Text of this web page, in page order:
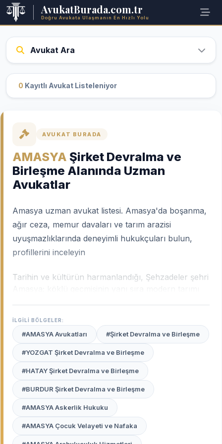
AvukatBurada.com.tr
Doğru Avukata Ulaşmanın En Hızlı Yolu
Avukat Ara
0 Kayıtlı Avukat Listeleniyor
AVUKAT BURADA
AMASYA Şirket Devralma ve
Birleşme Alanında Uzman
Avukatlar
Amasya uzman avukat listesi. Amasya'da boşanma,
ağır ceza, memur davaları ve tarım arazisi
uyuşmazlıklarında deneyimli hukukçuları bulun,
profillerini inceleyin
Tarihin ve kültürün harmanlandığı, Şehzadeler şehri
davalardan miras uyuşmazlıklarına, ticari
alacaklardan aile hukuku süreçlerine kadar geniş bir
yelpazede hukuki destek ihtiyacı doğurur.
uzman avukatları
, Yeşilırmak’ın iki yanına yayılan
bu şehrin yerel adli pratiklerini, bürokratik yapısını
ve insan profilini en iyi tanıyan profesyonellerdir.
Avukat Buradaplatformu, Amasya Adliyesi ve
mülhakat adliyelerinde haklarınızı titizlikle
savunacak, güvenilir ve deneyimli avukatları sizin
için bir araya getiriyor.
İLGİLİ BÖLGELER:
#AMASYA Avukatları #Şirket Devralma ve Birleşme
#YOZGAT Şirket Devralma ve Birleşme
#HATAY Şirket Devralma ve Birleşme
#BURDUR Şirket Devralma ve Birleşme
#AMASYA Askerlik Hukuku
#AMASYA Çocuk Velayeti ve Nafaka